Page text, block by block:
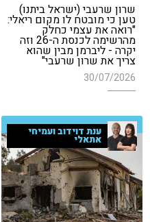
שרון שרעבי (ישראל ביתנו)
טען כי מובטח לו מקום ריאלי:
"רואה את עצמי כחלק
מהרשימה לכנסת ה-26 וזה
יקרה - ליברמן מבין שהוא
צריך את שרון שרעבי"
30/07/2026
ענת דוידוב ועמיחי
אתאלי